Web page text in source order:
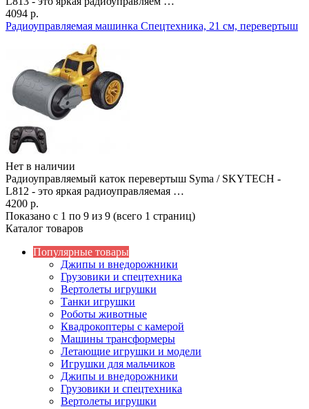
4094 р.
Радиоуправляемая машинка Спецтехника, 21 см, перевертыш
Нет в наличии
Радиоуправляемый каток перевертыш Syma / SKYTECH -
L812 - это яркая радиоуправляемая …
4200 р.
Показано с 1 по 9 из 9 (всего 1 страниц)
Каталог товаров
Популярные товары
Джипы и внедорожники
Грузовики и спецтехника
Вертолеты игрушки
Танки игрушки
Роботы животные
Квадрокоптеры с камерой
Машины трансформеры
Летающие игрушки и модели
Игрушки для мальчиков
Джипы и внедорожники
Грузовики и спецтехника
Вертолеты игрушки